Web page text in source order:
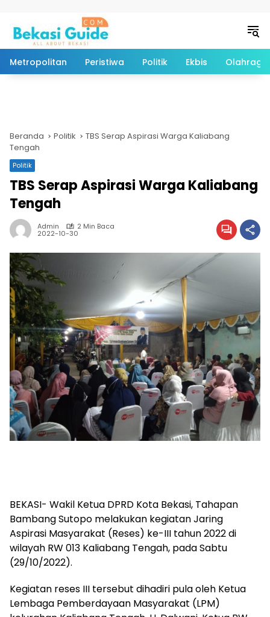
Metropolitan Peristiwa Politik Ekbis Olahraga
Beranda Politik
TBS Serap Aspirasi Warga Kaliabang
Tengah
Politik
TBS Serap Aspirasi Warga Kaliabang
Tengah
Admin 2 Min Baca
2022-10-30
BEKASI- Wakil Ketua DPRD Kota Bekasi, Tahapan
Bambang Sutopo melakukan kegiatan Jaring
Aspirasi Masyarakat (Reses) ke-III tahun 2022 di
wilayah RW 013 Kaliabang Tengah, pada Sabtu
(29/10/2022).
Kegiatan reses III tersebut dihadiri pula oleh Ketua
Lembaga Pemberdayaan Masyarakat (LPM)